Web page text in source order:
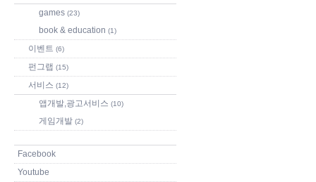
games (23)
book & education (1)
이벤트 (6)
펀그랩 (15)
서비스 (12)
앱개발,광고서비스 (10)
게임개발 (2)
Facebook
Youtube